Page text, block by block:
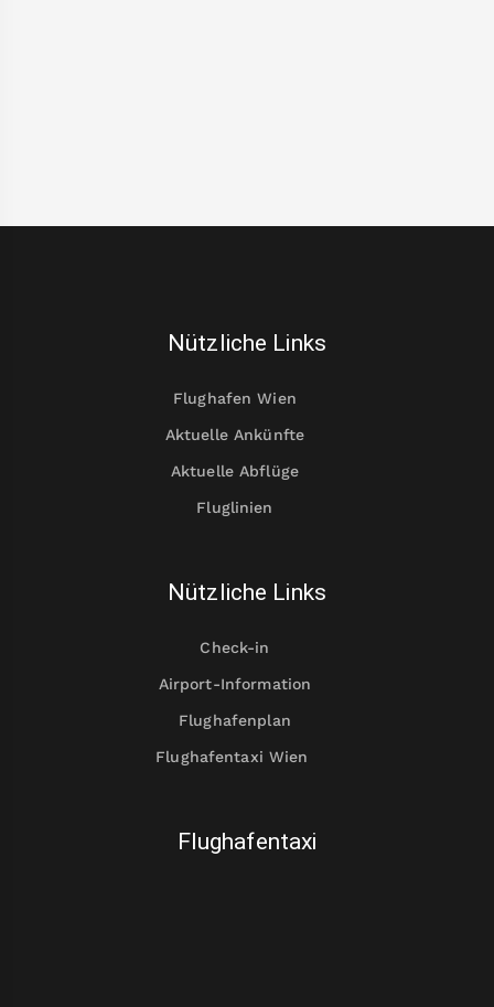
Nützliche Links
Flughafen Wien
Aktuelle Ankünfte
Aktuelle Abflüge
Fluglinien
Nützliche Links
Check-in
Airport-Information
Flughafenplan
Flughafentaxi Wien
Flughafentaxi